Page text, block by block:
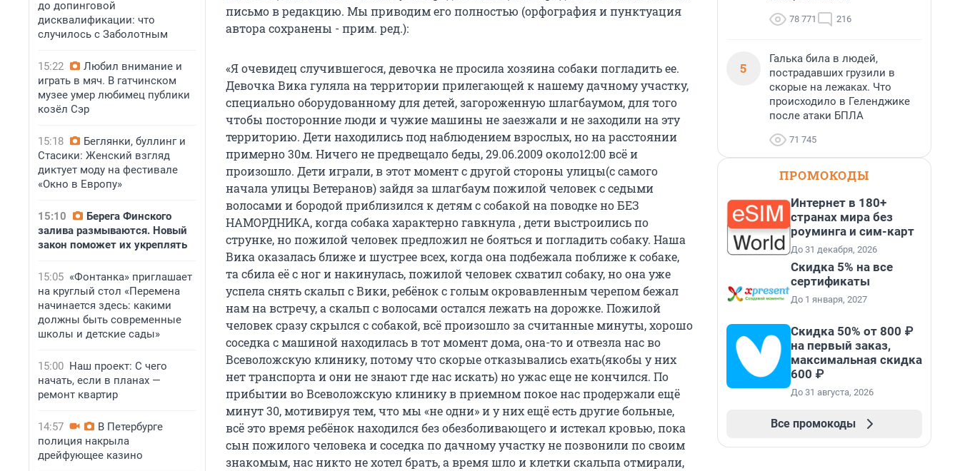
до допинговой
дисквалификации: что
случилось с Заболотным
15:22
Любил внимание и
играть в мяч. В гатчинском
музее умер любимец публики
козёл Сэр
15:18
Беглянки, буллинг и
Стасики: Женский взгляд
диктует моду на фестивале
«Окно в Европу»
15:10
Берега Финского
залива размываются. Новый
закон поможет их укреплять
15:05 «Фонтанка» приглашает
на круглый стол «Перемена
начинается здесь: какими
должны быть современные
школы и детские сады»
15:00 Наш проект: С чего
начать, если в планах —
ремонт квартир
14:57
В Петербурге
полиция накрыла
дрейфующее казино
письмо в редакцию. Мы приводим его полностью (орфография и пунктуация
автора сохранены - прим. ред.):
«Я очевидец случившегося, девочка не просила хозяина собаки погладить ее.
Девочка Вика гуляла на территории прилегающей к нашему дачному участку,
специально оборудованному для детей, загороженную шлагбаумом, для того
чтобы посторонние люди и чужие машины не заезжали и не заходили на эту
территорию. Дети находились под наблюдением взрослых, но на расстоянии
примерно 30м. Ничего не предвещало беды, 29.06.2009 около12:00 всё и
произошло. Дети играли, в этот момент с другой стороны улицы(с самого
начала улицы Ветеранов) зайдя за шлагбаум пожилой человек с седыми
волосами и бородой приблизился к детям с собакой на поводке но БЕЗ
НАМОРДНИКА, когда собака характерно гавкнула , дети выстроились по
струнке, но пожилой человек предложил не бояться и погладить собаку. Наша
Вика оказалась ближе и шустрее всех, когда она подбежала поближе к собаке,
та сбила её с ног и накинулась, пожилой человек схватил собаку, но она уже
успела снять скальп с Вики, ребёнок с голым окровавленным черепом бежал
нам на встречу, а скальп с волосами остался лежать на дорожке. Пожилой
человек сразу скрылся с собакой, всё произошло за считанные минуты, хорошо
соседка с машиной находилась в тот момент дома, она-то и отвезла нас во
Всеволожскую клинику, потому что скорые отказывались ехать(якобы у них
нет транспорта и они не знают где нас искать) но ужас еще не кончился. По
прибытии во Всеволожскую клинику в приемном покое нас продержали ещё
минут 30, мотивируя тем, что мы «не одни» и у них ещё есть другие больные,
всё это время ребёнок находился без обезболивающего и истекал кровью, пока
сын пожилого человека и соседка по дачному участку не позвонили по своим
знакомым, нас никто не хотел брать, а время шло и клетки скальпа отмирали,
78 771 216
5
Галька била в людей,
пострадавших грузили в
скорые на лежаках. Что
происходило в Геленджике
после атаки БПЛА
71 745
ПРОМОКОДЫ
Интернет в 180+
странах мира без
роуминга и сим-карт
До 31 декабря, 2026
Скидка 5% на все
сертификаты
До 1 января, 2027
Скидка 50% от 800 ₽
на первый заказ,
максимальная скидка
600 ₽
До 31 августа, 2026
Все промокоды